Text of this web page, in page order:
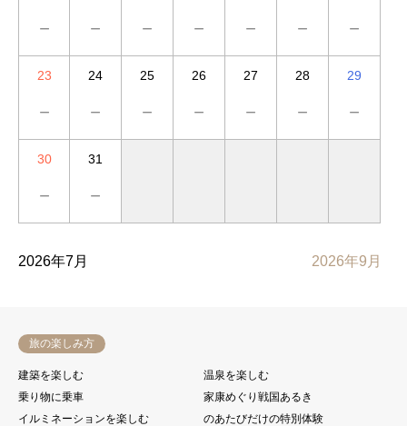
－ － － － － － －
23
－
24
－
25
－
26
－
27
－
28
－
29
－
30
－
31
－
2026年7月 2026年9月
旅の楽しみ方
建築を楽しむ
温泉を楽しむ
乗り物に乗車
家康めぐり戦国あるき
イルミネーションを楽しむ
のあたびだけの特別体験